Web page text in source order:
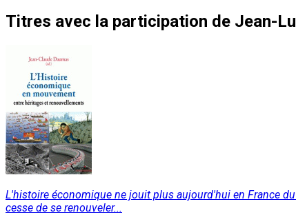
Titres avec la participation de Jean-
L'histoire économique ne jouit plus aujourd'hui en France
cesse de se renouveler...